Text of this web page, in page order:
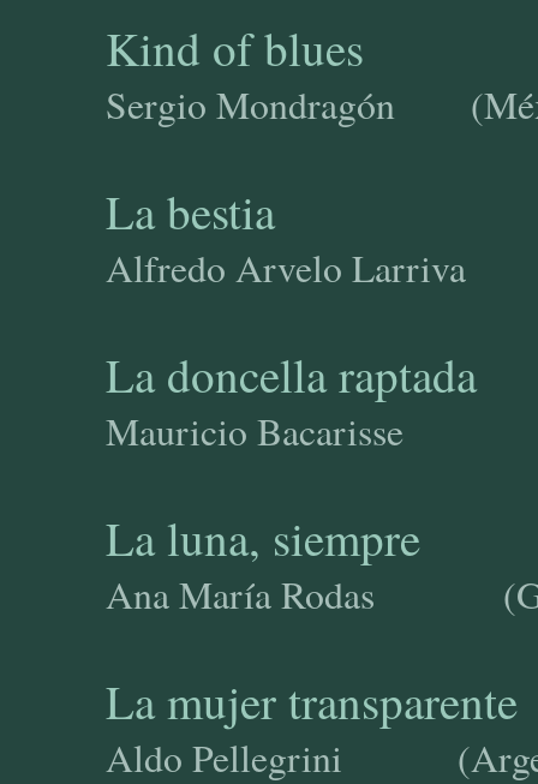
Kind of blues
Sergio Mondragón
La bestia
Alfredo Arvelo
La doncella raptada
Mauricio
La luna, siempre
Ana María Rodas
La mujer transparente
Aldo Pellegrini